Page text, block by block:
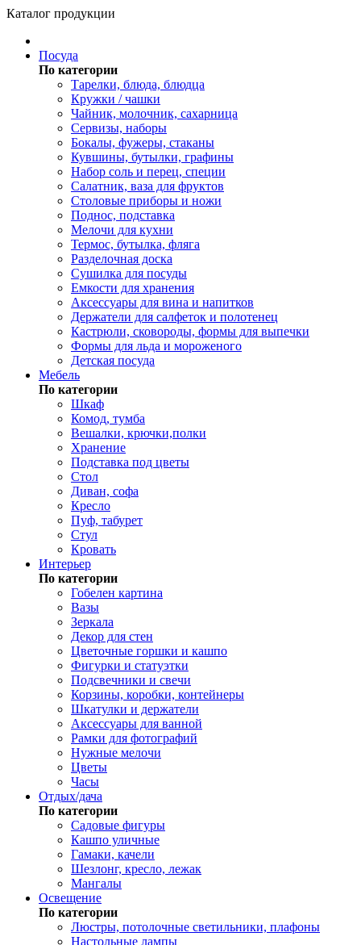
Каталог продукции
Посуда
По категории
Тарелки, блюда, блюдца
Кружки / чашки
Чайник, молочник, сахарница
Сервизы, наборы
Бокалы, фужеры, стаканы
Кувшины, бутылки, графины
Набор соль и перец, специи
Салатник, ваза для фруктов
Столовые приборы и ножи
Поднос, подставка
Мелочи для кухни
Термос, бутылка, фляга
Разделочная доска
Сушилка для посуды
Емкости для хранения
Аксессуары для вина и напитков
Держатели для салфеток и полотенец
Кастрюли, сковороды, формы для выпечки
Формы для льда и мороженого
Детская посуда
Мебель
По категории
Шкаф
Комод, тумба
Вешалки, крючки,полки
Хранение
Подставка под цветы
Стол
Диван, софа
Кресло
Пуф, табурет
Стул
Кровать
Интерьер
По категории
Гобелен картина
Вазы
Зеркала
Декор для стен
Цветочные горшки и кашпо
Фигурки и статуэтки
Подсвечники и свечи
Корзины, коробки, контейнеры
Шкатулки и держатели
Аксессуары для ванной
Рамки для фотографий
Нужные мелочи
Цветы
Часы
Отдых/дача
По категории
Садовые фигуры
Кашпо уличные
Гамаки, качели
Шезлонг, кресло, лежак
Мангалы
Освещение
По категории
Люстры, потолочные светильники, плафоны
Настольные лампы